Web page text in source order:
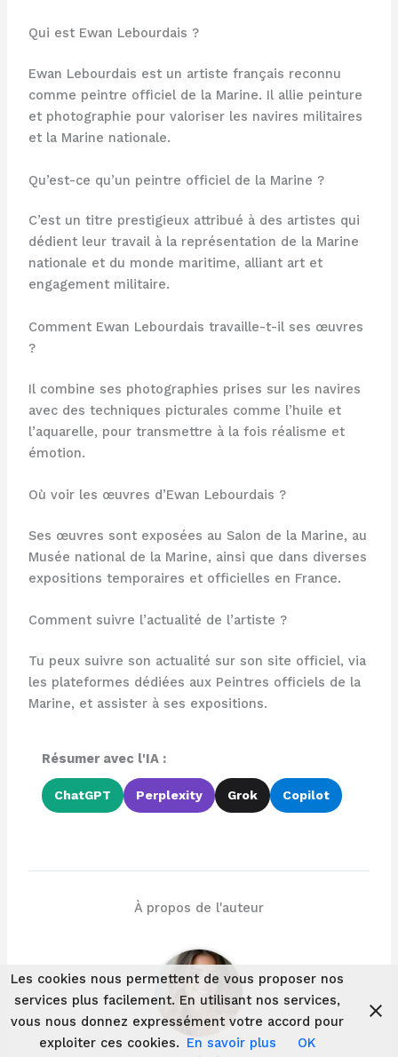
Qui est Ewan Lebourdais ?
Ewan Lebourdais est un artiste français reconnu
comme peintre officiel de la Marine. Il allie peinture
et photographie pour valoriser les navires militaires
et la Marine nationale.
Qu’est-ce qu’un peintre officiel de la Marine ?
C’est un titre prestigieux attribué à des artistes qui
dédient leur travail à la représentation de la Marine
nationale et du monde maritime, alliant art et
engagement militaire.
Comment Ewan Lebourdais travaille-t-il ses œuvres
?
Il combine ses photographies prises sur les navires
avec des techniques picturales comme l’huile et
l’aquarelle, pour transmettre à la fois réalisme et
émotion.
Où voir les œuvres d’Ewan Lebourdais ?
Ses œuvres sont exposées au Salon de la Marine, au
Musée national de la Marine, ainsi que dans diverses
expositions temporaires et officielles en France.
Comment suivre l’actualité de l’artiste ?
Tu peux suivre son actualité sur son site officiel, via
les plateformes dédiées aux Peintres officiels de la
Marine, et assister à ses expositions.
Résumer avec l'IA :
ChatGPT Perplexity Grok Copilot
À propos de l'auteur
Les cookies nous permettent de vous proposer nos
services plus facilement. En utilisant nos services,
vous nous donnez expressément votre accord pour
exploiter ces cookies. En savoir plus OK